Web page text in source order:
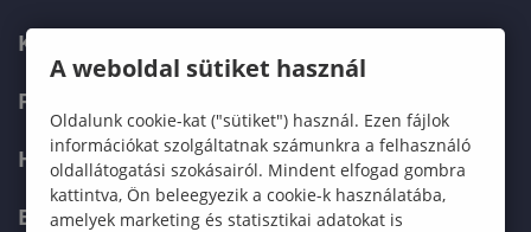
KÉPZÉSEK
FELVÉTELIZŐKNEK
HALLGATÓKNAK
ERASMUS+
A weboldal sütiket használ
Oldalunk cookie-kat ("sütiket") használ. Ezen fájlok
információkat szolgáltatnak számunkra a felhasználó
oldallátogatási szokásairól. Mindent elfogad gombra
kattintva, Ön beleegyezik a cookie-k használatába,
amelyek marketing és statisztikai adatokat is